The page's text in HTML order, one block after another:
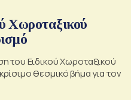
Χωροταξικού
του Ειδικού Χωροταξικού
θεσμικό βήμα για τον